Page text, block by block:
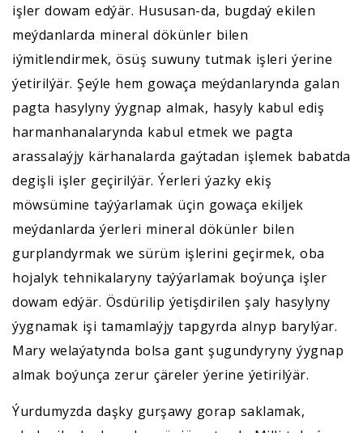
işler dowam edýär. Hususan-da, bugdaý ekilen
meýdanlarda mineral dökünler bilen
iýmitlendirmek, ösüş suwuny tutmak işleri ýerine
ýetirilýär. Şeýle hem gowaça meýdanlarynda galan
pagta hasylyny ýygnap almak, hasyly kabul ediş
harmanhanalarynda kabul etmek we pagta
arassalaýjy kärhanalarda gaýtadan işlemek babatda
degişli işler geçirilýär. Ýerleri ýazky ekiş
möwsümine taýýarlamak üçin gowaça ekiljek
meýdanlarda ýerleri mineral dökünler bilen
gurplandyrmak we sürüm işlerini geçirmek, oba
hojalyk tehnikalaryny taýýarlamak boýunça işler
dowam edýär. Ösdürilip ýetişdirilen şaly hasylyny
ýygnamak işi tamamlaýjy tapgyrda alnyp barylýar.
Mary welaýatynda bolsa gant şugundyryny ýygnap
almak boýunça zerur çäreler ýerine ýetirilýär.
Ýurdumyzda daşky gurşawy gorap saklamak,